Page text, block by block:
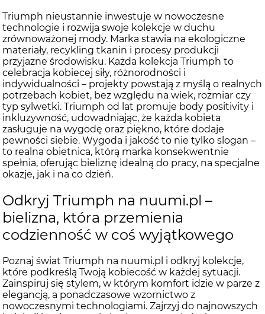
Triumph nieustannie inwestuje w nowoczesne
technologie i rozwija swoje kolekcje w duchu
zrównoważonej mody. Marka stawia na ekologiczne
materiały, recykling tkanin i procesy produkcji
przyjazne środowisku. Każda kolekcja Triumph to
celebracja kobiecej siły, różnorodności i
indywidualności – projekty powstają z myślą o realnych
potrzebach kobiet, bez względu na wiek, rozmiar czy
typ sylwetki. Triumph od lat promuje body positivity i
inkluzywność, udowadniając, że każda kobieta
zasługuje na wygodę oraz piękno, które dodaje
pewności siebie. Wygoda i jakość to nie tylko slogan –
to realna obietnica, którą marka konsekwentnie
spełnia, oferując bieliznę idealną do pracy, na specjalne
okazje, jak i na co dzień.
Odkryj Triumph na nuumi.pl –
bielizna, która przemienia
codzienność w coś wyjątkowego
Poznaj świat Triumph na nuumi.pl i odkryj kolekcje,
które podkreślą Twoją kobiecość w każdej sytuacji.
Zainspiruj się stylem, w którym komfort idzie w parze z
elegancją, a ponadczasowe wzornictwo z
nowoczesnymi technologiami. Zajrzyj do najnowszych